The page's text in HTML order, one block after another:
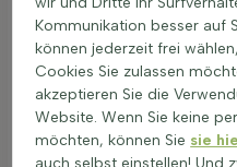
gliedern und Wege
Mitteln ein gepflegter,
Schatten attraktiv wirkt.
Formschnittbäume
Schattenpflanzen
Kommunikation besser auf
können jederzeit frei
Cookies Sie zulassen
akzeptieren Sie die
Website. Wenn Sie keine
möchten, können Sie sie
auch selbst einstellen! Und